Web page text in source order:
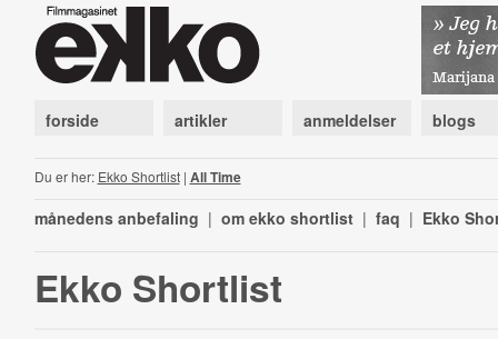
forside artikler anmeldelser blogs
Du er her: Ekko Shortlist| All Time
månedens anbefaling | om ekko shortlist | faq | Ekko
Ekko Shortlist